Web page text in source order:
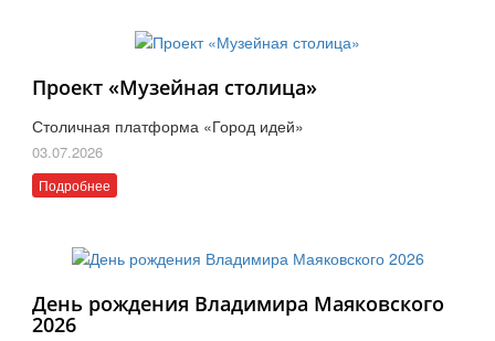
Проект «Музейная столица»
Столичная платформа «Город идей»
03.07.2026
Подробнее
День рождения Владимира Маяковского
2026